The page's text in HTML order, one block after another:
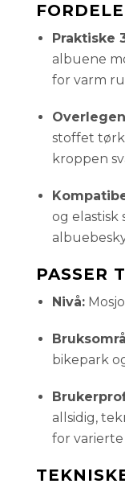
Praktiske
albuene
for varm
stoffet
kroppen
og elastisk
PASSER
Nivå:
bikepark
allsidig,
for